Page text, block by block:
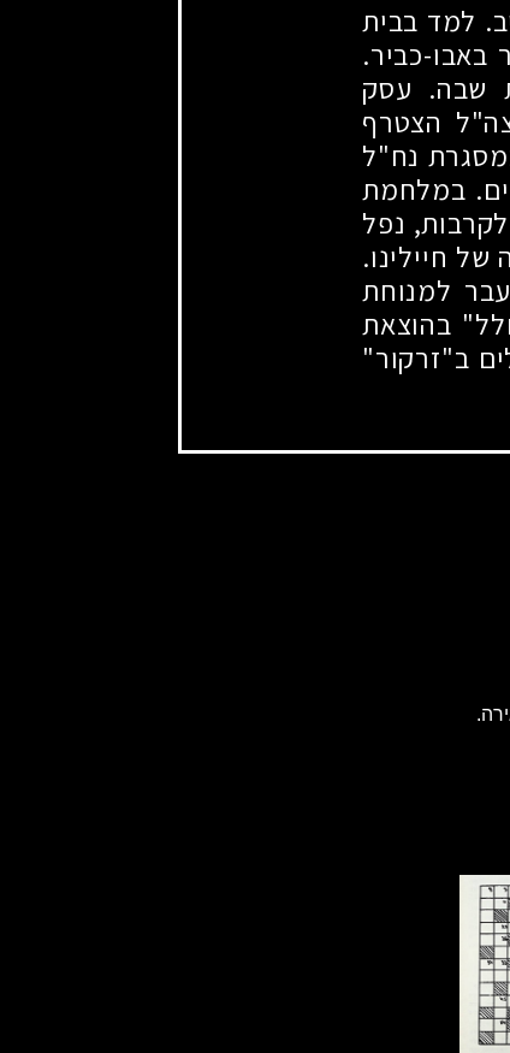
למד בבית
באבו-כביר.
שבה. עסק
הצטרף
נח"ל
במלחמת
נפל
חיילינו.
למנוחת
בהוצאת
ב"זרקור"